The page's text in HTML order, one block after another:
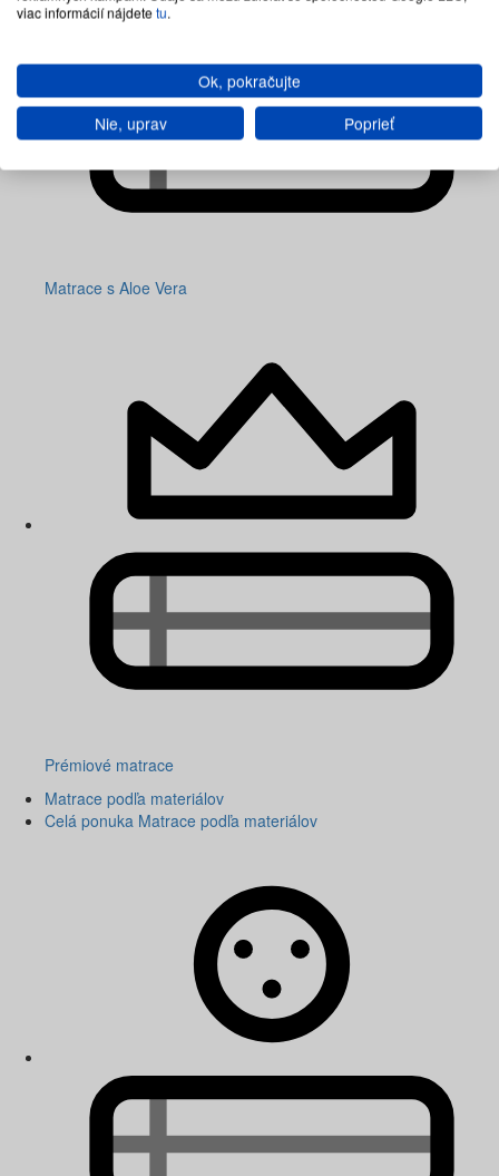
Matrace s Aloe Vera
Prémiové matrace
Matrace podľa materiálov
Celá ponuka Matrace podľa materiálov
viac informácií nájdetetu.
Ok, pokračujte
Nie, uprav
Poprieť